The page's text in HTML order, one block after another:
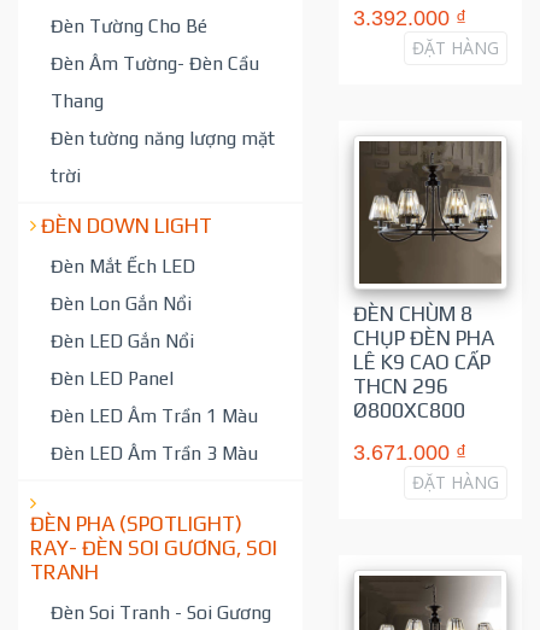
Đèn Tường Cho Bé
Đèn Âm Tường- Đèn Cầu
Thang
Đèn tường năng lượng mặt
trời
ĐÈN DOWN LIGHT
Đèn Mắt Ếch LED
Đèn Lon Gắn Nổi
Đèn LED Gắn Nổi
Đèn LED Panel
Đèn LED Âm Trần 1 Màu
Đèn LED Âm Trần 3 Màu
ĐÈN PHA (SPOTLIGHT)
RAY- ĐÈN SOI GƯƠNG, SOI
TRANH
Đèn Soi Tranh - Soi Gương
3.392.000 ₫
ĐẶT HÀNG
ĐÈN CHÙM 8
CHỤP ĐÈN PHA
LÊ K9 CAO CẤP
THCN 296
Ø800XC800
3.671.000 ₫
ĐẶT HÀNG